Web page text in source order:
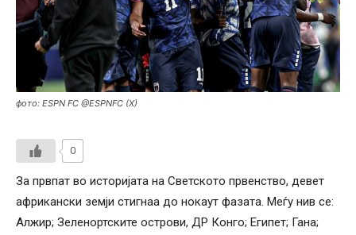
фото: ESPN FC @ESPNFC (X)
0
За првпат во историјата на Светското првенство, девет
африкански земји стигнаа до нокаут фазата. Меѓу нив се:
Алжир; Зеленoртските острови, ДР Конго; Египет; Гана;